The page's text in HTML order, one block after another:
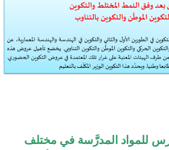
للمواد المدرَّسة في مختلف